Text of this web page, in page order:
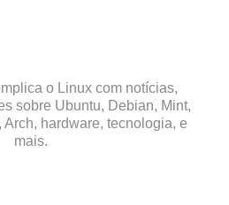
o Linux com notícias,
sobre Ubuntu, Debian, Mint,
Arch, hardware, tecnologia, e
mais.